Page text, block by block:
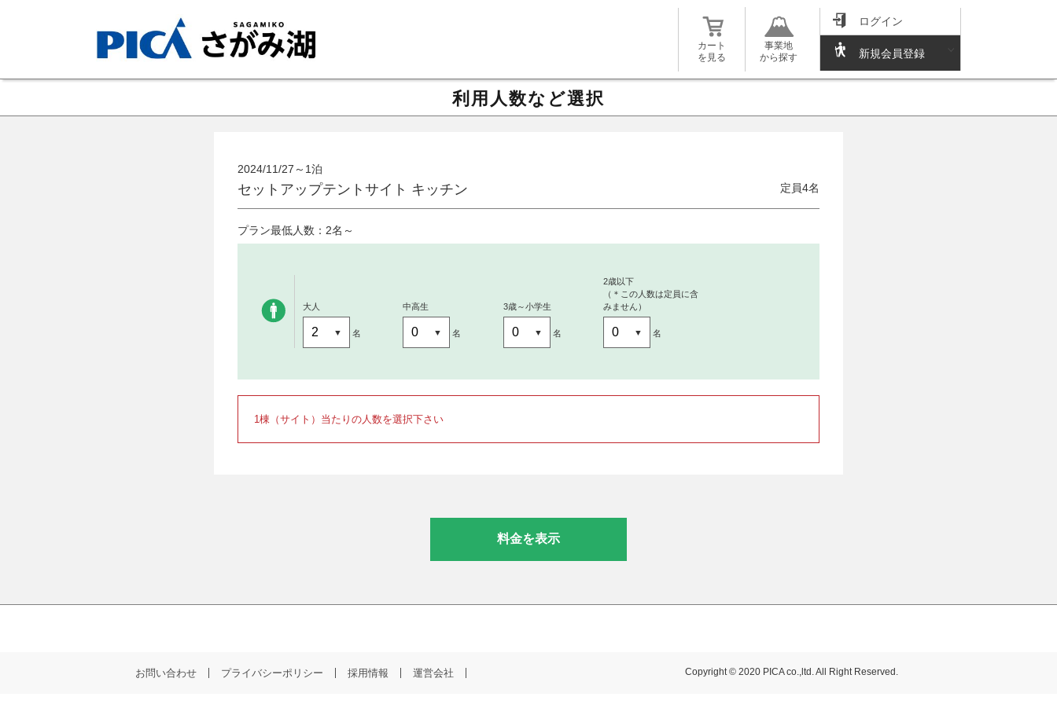
カート
を見る
事業地
から探す
ログイン
新規会員登録
利用人数など選択
2024/11/27～1泊
セットアップテントサイト キッチン 定員4名
プラン最低人数：2名～
大人
名
中高生
名
3歳～小学生
名
2歳以下
（＊この人数は定員に含
みません）
名
1棟（サイト）当たりの人数を選択下さい
料金を表示
お問い合わせ プライバシーポリシー 採用情報 運営会社 Copyright © 2020 PICA co.,ltd. All Right Reserved.